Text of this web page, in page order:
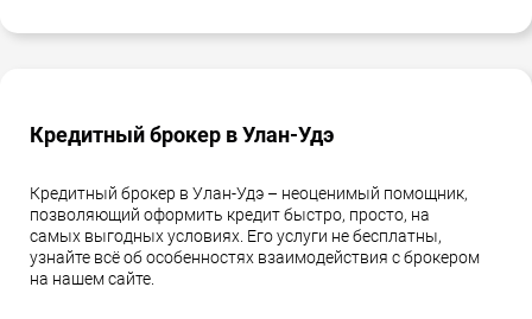
Кредитный брокер в Улан-Удэ
Кредитный брокер в Улан-Удэ – неоценимый помощник,
позволяющий оформить кредит быстро, просто, на
самых выгодных условиях. Его услуги не бесплатны,
узнайте всё об особенностях взаимодействия с брокером
на нашем сайте.